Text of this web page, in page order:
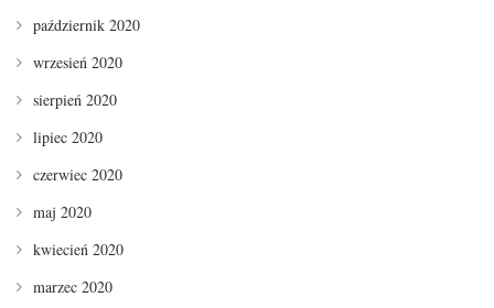
październik 2020
wrzesień 2020
sierpień 2020
lipiec 2020
czerwiec 2020
maj 2020
kwiecień 2020
marzec 2020